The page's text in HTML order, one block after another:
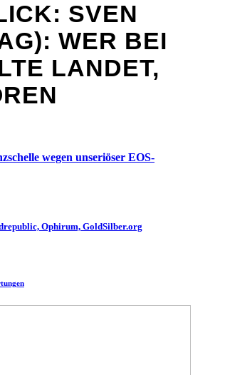
SVEN
WER BEI
LANDET,
wegen unseriöser EOS-
Ophirum, GoldSilber.org